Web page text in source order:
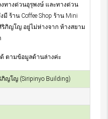
ทางด่วนอุรุพงษ์ และทางด่วน
ร้าน Coffee Shop ร้าน Mini
ริภิญโญ อยู่ไม่ห่างจาก ห้างสยาม
ด้ ตามข้อมูลด้านล่างค่ะ
ภิญโญ (Siripinyo Building)